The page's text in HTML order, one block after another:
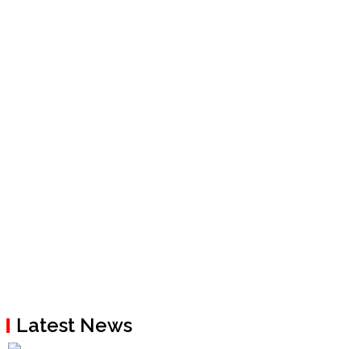
Latest News